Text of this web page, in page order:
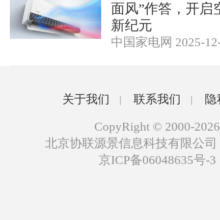
面风”作答，开启
新纪元
中国家电网 2025-
关于我们 | 联系我们 |
CopyRight © 2000-2026
北京协联源景信息科技有限公
京ICP备06048635号-3